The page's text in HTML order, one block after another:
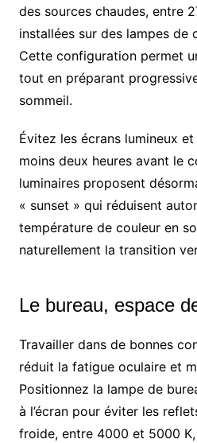
des sources chaudes, entre
installées sur des lampes de
Cette configuration permet
tout en préparant
sommeil.
Évitez les écrans lumineux
moins deux heures avant le
luminaires proposent
« sunset » qui réduisent
température de couleur en
naturellement la transition
Le bureau, espace
Travailler dans de bonnes
réduit la fatigue oculaire et
Positionnez la lampe de
à l’écran pour éviter les
froide, entre 4000 et 5000